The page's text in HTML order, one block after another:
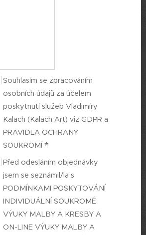
Souhlasím se zpracováním
osobních údajů za účelem
poskytnutí služeb Vladimíry
Kalach (Kalach Art) viz GDPR a
PRAVIDLA OCHRANY
SOUKROMÍ
Před odesláním objednávky
jsem se seznámil/la s
PODMÍNKAMI POSKYTOVÁNÍ
INDIVIDUÁLNÍ SOUKROMÉ
VÝUKY MALBY A KRESBY A
ON-LINE VÝUKY MALBY A